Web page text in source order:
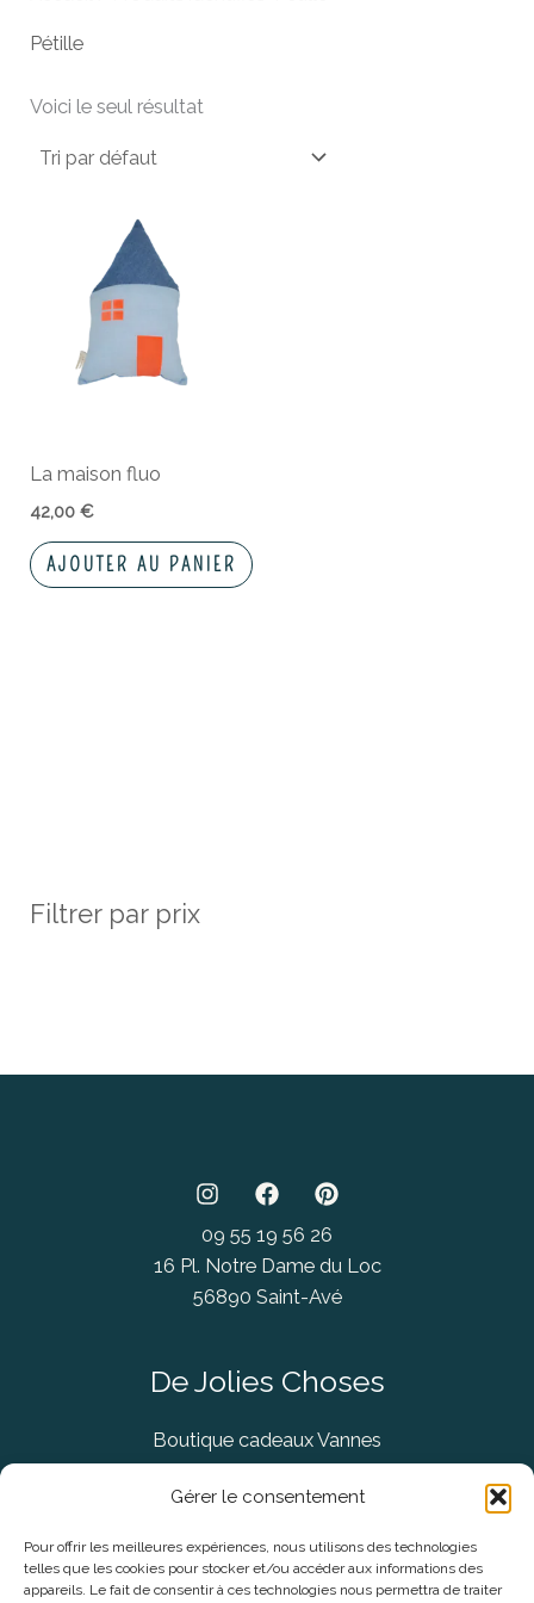
Gérer le consentement
Pour offrir les meilleures expériences, nous utilisons des technologies
telles que les cookies pour stocker et/ou accéder aux informations des
appareils. Le fait de consentir à ces technologies nous permettra de traiter
Filtrer par prix
Pétille
Voici le seul résultat
La maison fluo
42,00€
AJOUTER AU PANIER
09 55 19 56 26
16 Pl. Notre Dame du Loc
56890 Saint-Avé
De Jolies Choses
Boutique cadeaux Vannes
Concept Store Vannes
Informations légales